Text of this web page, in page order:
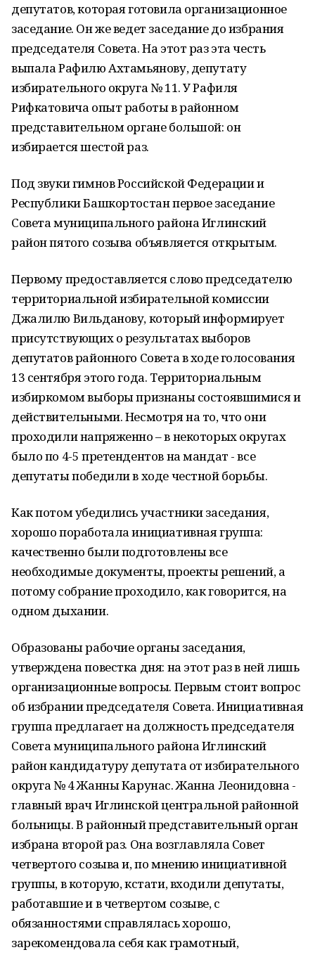
депутатов, которая готовила организационное
заседание. Он же ведет заседание до избрания
председателя Совета. На этот раз эта честь
выпала Рафилю Ахтамьянову, депутату
избирательного округа № 11. У Рафиля
Рифкатовича опыт работы в районном
представительном органе большой: он
избирается шестой раз.
Под звуки гимнов Российской Федерации и
Республики Башкортостан первое заседание
Совета муниципального района Иглинский
район пятого созыва объявляется открытым.
Первому предоставляется слово председателю
территориальной избирательной комиссии
Джалилю Вильданову, который информирует
присутствующих о результатах выборов
депутатов районного Совета в ходе голосования
13 сентября этого года. Территориальным
избиркомом выборы признаны состоявшимися и
действительными. Несмотря на то, что они
проходили напряженно – в некоторых округах
было по 4-5 претендентов на мандат - все
депутаты победили в ходе честной борьбы.
Как потом убедились участники заседания,
хорошо поработала инициативная группа:
качественно были подготовлены все
необходимые документы, проекты решений, а
потому собрание проходило, как говорится, на
одном дыхании.
Образованы рабочие органы заседания,
утверждена повестка дня: на этот раз в ней лишь
организационные вопросы. Первым стоит вопрос
об избрании председателя Совета. Инициативная
группа предлагает на должность председателя
Совета муниципального района Иглинский
район кандидатуру депутата от избирательного
округа № 4 Жанны Карунас. Жанна Леонидовна -
главный врач Иглинской центральной районной
больницы. В районный представительный орган
избрана второй раз. Она возглавляла Совет
четвертого созыва и, по мнению инициативной
группы, в которую, кстати, входили депутаты,
работавшие и в четвертом созыве, с
обязанностями справлялась хорошо,
зарекомендовала себя как грамотный,